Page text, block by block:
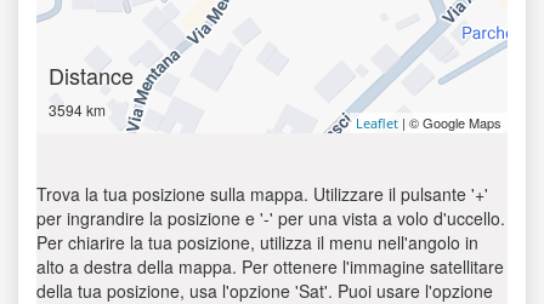
Distance
3594 km
Leaflet | © Google Maps
Trova la tua posizione sulla mappa. Utilizzare il pulsante '+'
per ingrandire la posizione e '-' per una vista a volo d'uccello.
Per chiarire la tua posizione, utilizza il menu nell'angolo in
alto a destra della mappa. Per ottenere l'immagine satellitare
della tua posizione, usa l'opzione 'Sat'. Puoi usare l'opzione